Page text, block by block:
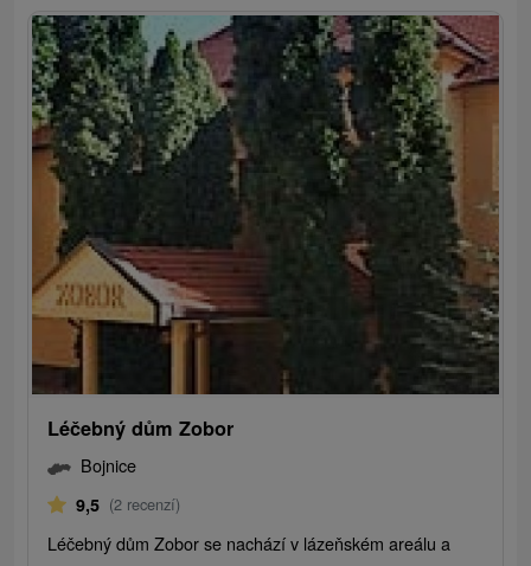
Léčebný dům Zobor
Bojnice
9,5 (2 recenzí)
Léčebný dům Zobor se nachází v lázeňském areálu a